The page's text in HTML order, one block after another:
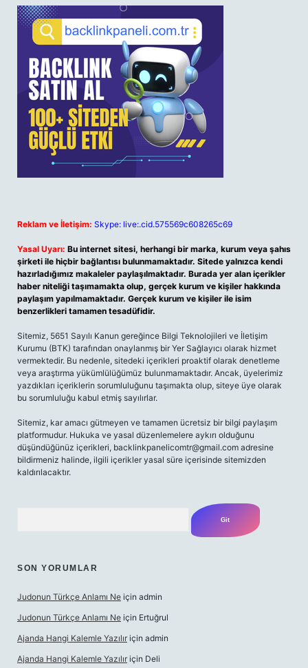
Reklam ve İletişim: Skype: live:.cid.575569c608265c69
Yasal Uyarı: Bu internet sitesi, herhangi bir marka, kurum veya şahıs
şirketi ile hiçbir bağlantısı bulunmamaktadır. Sitede yalnızca kendi
hazırladığımız makaleler paylaşılmaktadır. Burada yer alan içerikler
haber niteliği taşımamakta olup, gerçek kurum ve kişiler hakkında
paylaşım yapılmamaktadır. Gerçek kurum ve kişiler ile isim
benzerlikleri tamamen tesadüfidir.
Sitemiz, 5651 Sayılı Kanun gereğince Bilgi Teknolojileri ve İletişim
Kurumu (BTK) tarafından onaylanmış bir Yer Sağlayıcı olarak hizmet
vermektedir. Bu nedenle, sitedeki içerikleri proaktif olarak denetleme
veya araştırma yükümlülüğümüz bulunmamaktadır. Ancak, üyelerimiz
yazdıkları içeriklerin sorumluluğunu taşımakta olup, siteye üye olarak
bu sorumluluğu kabul etmiş sayılırlar.
Sitemiz, kar amacı gütmeyen ve tamamen ücretsiz bir bilgi paylaşım
platformudur. Hukuka ve yasal düzenlemelere aykırı olduğunu
düşündüğünüz içerikleri, backlinkpanelicomtr@gmail.com adresine
bildirmeniz halinde, ilgili içerikler yasal süre içerisinde sitemizden
kaldırılacaktır.
SON YORUMLAR
Judonun Türkçe Anlamı Ne için admin
Judonun Türkçe Anlamı Ne için Ertuğrul
Ajanda Hangi Kalemle Yazılır için admin
Ajanda Hangi Kalemle Yazılır için Deli